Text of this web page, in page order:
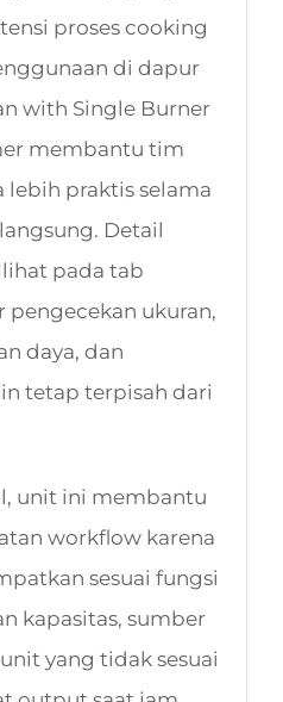
proses cooking
di dapur
with Single Burner
membantu tim
lebih praktis selama
Detail
pada tab
pengecekan ukuran,
daya, dan
tetap terpisah dari
unit ini membantu
workflow karena
sesuai fungsi
kapasitas, sumber
yang tidak sesuai